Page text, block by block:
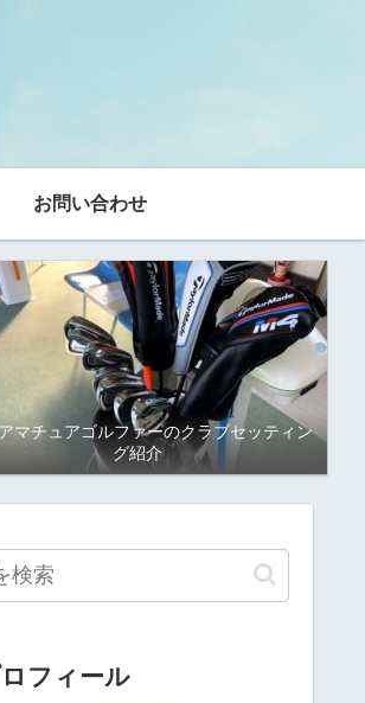
お問い合わせ
マチュアゴルファーのクラブセッティン
グ紹介
フィール